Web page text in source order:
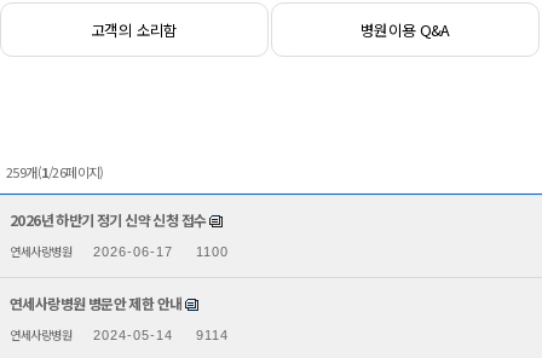
고객의 소리함 병원이용 Q&A
259개(1/26페이지)
2026년 하반기 정기 신약 신청 접수
연세사랑병원 2026-06-17 1100
연세사랑병원 병문안 제한 안내
연세사랑병원 2024-05-14 9114